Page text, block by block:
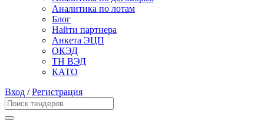
Аналитика по лотам
Блог
Найти партнера
Анкета ЭЦП
ОКЭД
ТН ВЭД
КАТО
Вход /Регистрация